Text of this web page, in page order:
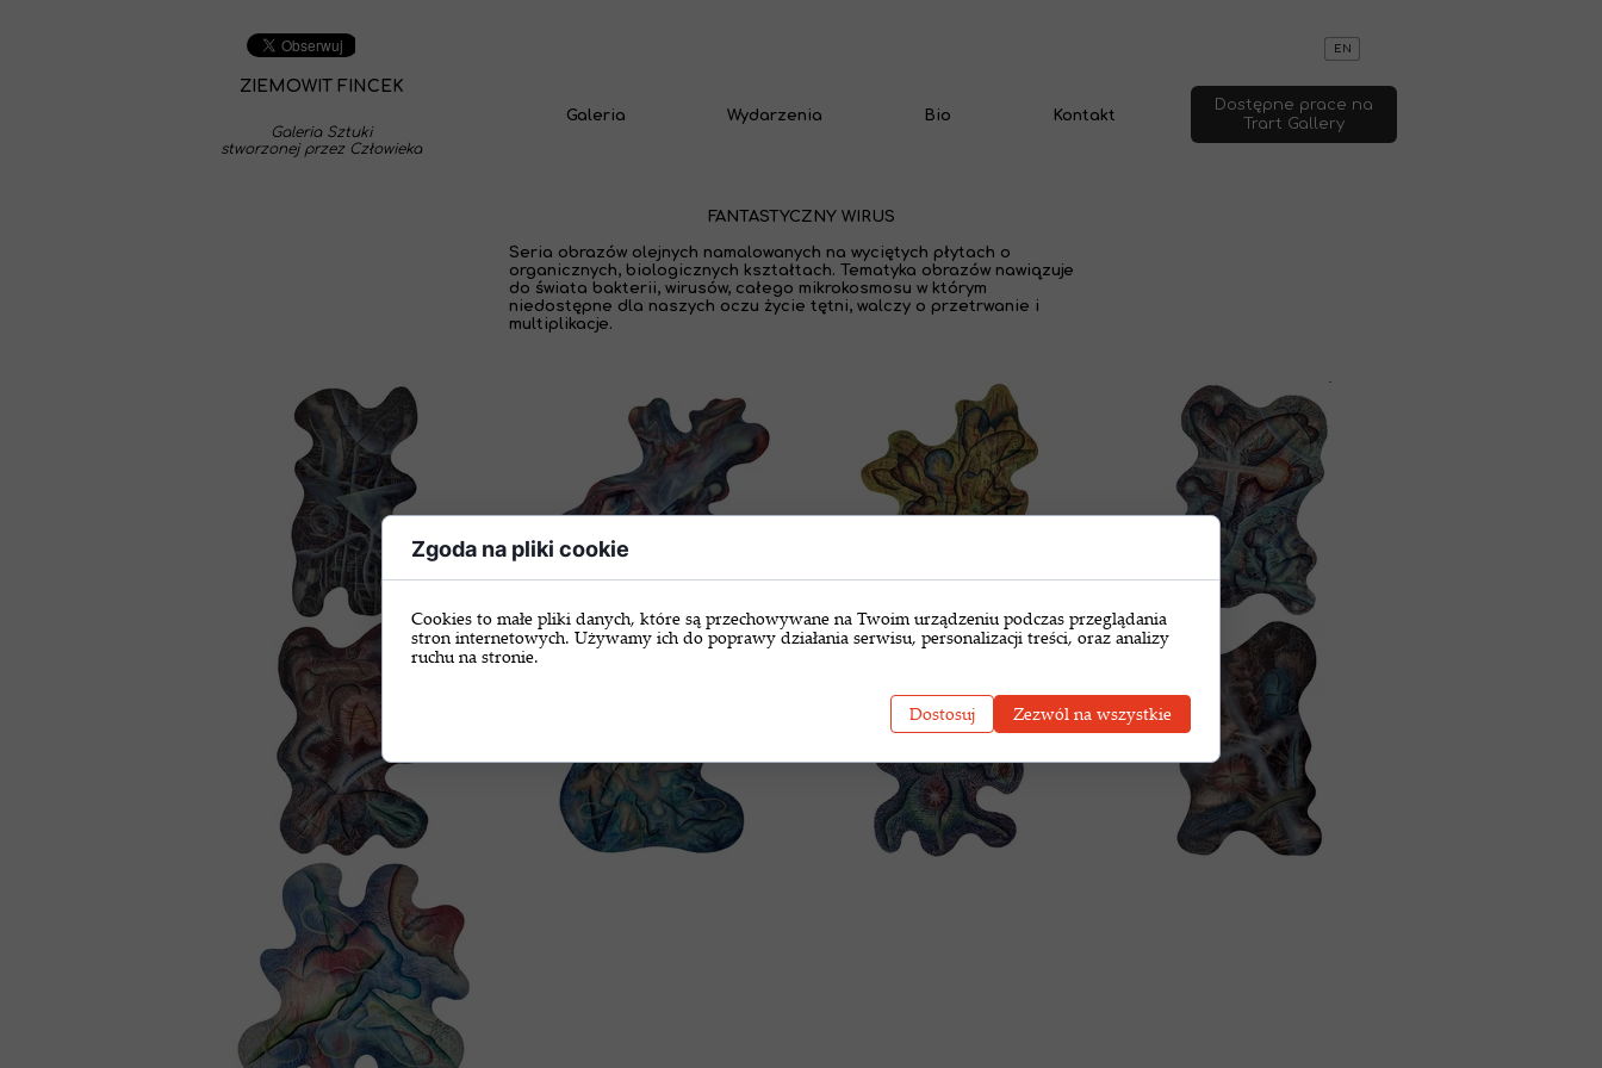
EN
FANTASTYCZNY WIRUS
Seria obrazów olejnych namalowanych na wyciętych płytach o
organicznych, biologicznych kształtach. Tematyka obrazów nawiązuje
do świata bakterii, wirusów, całego mikrokosmosu w którym
niedostępne dla naszych oczu życie tętni, walczy o przetrwanie i
multiplikacje.
Dostępne prace na
Trart Gallery
Galeria Sztuki
stworzonej przez Człowieka
Galeria Wydarzenia Bio Kontakt
ZIEMOWIT FINCEK
Zgoda na pliki cookie
Cookies to małe pliki danych, które są przechowywane na Twoim urządzeniu podczas przeglądania
stron internetowych. Używamy ich do poprawy działania serwisu, personalizacji treści, oraz analizy
ruchu na stronie.
Dostosuj Zezwól na wszystkie